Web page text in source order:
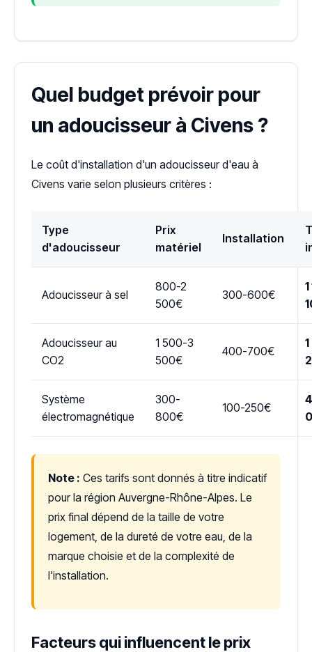
Quel budget prévoir pour
un adoucisseur à Civens ?
Le coût d'installation d'un adoucisseur d'eau à
Civens varie selon plusieurs critères :
Type
d'adoucisseur
Prix
matériel
Installation
Adoucisseur à sel
800-2
500€
300-600€
Adoucisseur au
CO2
1 500-3
500€
400-700€
Système
électromagnétique
300-
800€
100-250€
Note : Ces tarifs sont donnés à titre indicatif
pour la région Auvergne-Rhône-Alpes. Le
prix final dépend de la taille de votre
logement, de la dureté de votre eau, de la
marque choisie et de la complexité de
l'installation.
Facteurs qui influencent le prix